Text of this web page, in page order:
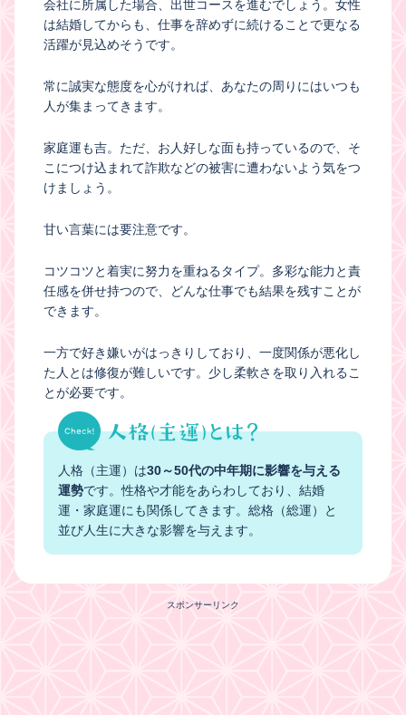
会社に所属した場合、出世コースを進むでしょう。女性
は結婚してからも、仕事を辞めずに続けることで更なる
活躍が見込めそうです。
常に誠実な態度を心がければ、あなたの周りにはいつも
人が集まってきます。
家庭運も吉。ただ、お人好しな面も持っているので、そ
こにつけ込まれて詐欺などの被害に遭わないよう気をつ
けましょう。
甘い言葉には要注意です。
コツコツと着実に努力を重ねるタイプ。多彩な能力と責
任感を併せ持つので、どんな仕事でも結果を残すことが
できます。
一方で好き嫌いがはっきりしており、一度関係が悪化し
た人とは修復が難しいです。少し柔軟さを取り入れるこ
とが必要です。
人格（主運）は30～50代の中年期に影響を与える
運勢です。性格や才能をあらわしており、結婚
運・家庭運にも関係してきます。総格（総運）と
並び人生に大きな影響を与えます。
スポンサーリンク